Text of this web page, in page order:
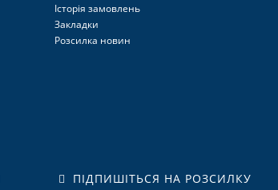
Історія замовлень
Закладки
Розсилка новин
ПІДПИШІТЬСЯ НА РОЗСИЛКУ